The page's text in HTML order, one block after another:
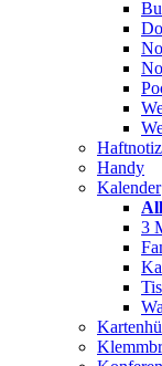
Handy
Kalender
3